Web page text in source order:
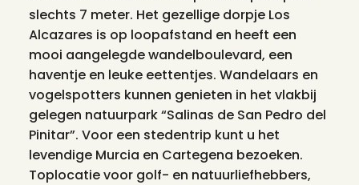
slechts 7 meter. Het gezellige dorpje Los
Alcazares is op loopafstand en heeft een
mooi aangelegde wandelboulevard, een
haventje en leuke eettentjes. Wandelaars en
vogelspotters kunnen genieten in het vlakbij
gelegen natuurpark “Salinas de San Pedro del
Pinitar”. Voor een stedentrip kunt u het
levendige Murcia en Cartegena bezoeken.
Toplocatie voor golf- en natuurliefhebbers,